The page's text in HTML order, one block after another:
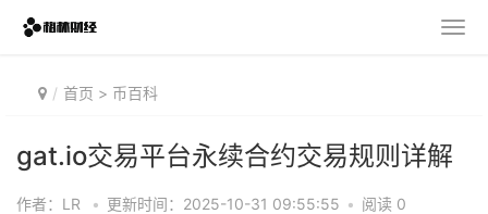
首页 > 币百科
gat.io交易平台永续合约交易规则详解
作者：LR • 更新时间：2025-10-31 09:55:55 • 阅读 0